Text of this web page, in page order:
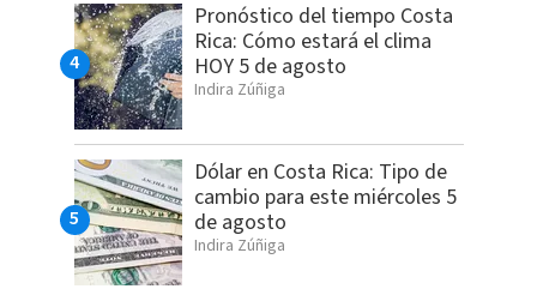
Pronóstico del tiempo Costa
Rica: Cómo estará el clima
HOY 5 de agosto
Indira Zúñiga
Dólar en Costa Rica: Tipo de
cambio para este miércoles 5
de agosto
Indira Zúñiga